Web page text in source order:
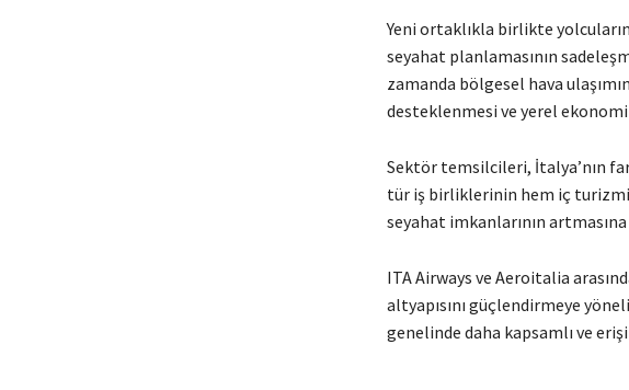
Yeni ortaklıkla birlikte
seyahat planlamasının
zamanda bölgesel hava
desteklenmesi ve yerel
Sektör temsilcileri, İtalya’nın
tür iş birliklerinin hem iç
seyahat imkanlarının
ITA Airways ve Aeroitalia
altyapısını güçlendirmeye
genelinde daha kapsamlı ve